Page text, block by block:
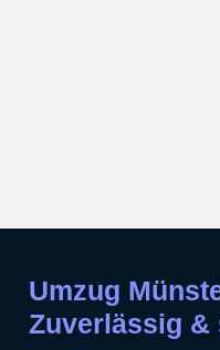
Umzug
Zuverlässig &